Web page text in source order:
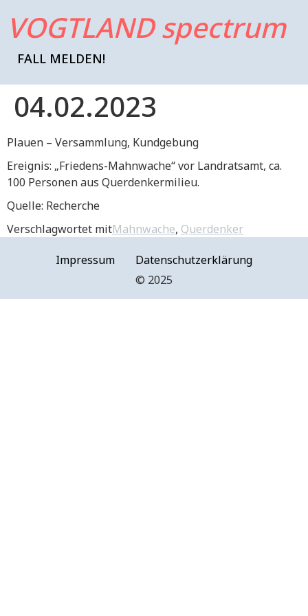
VOGTLAND spectrum
FALL MELDEN!
04.02.2023
Plauen – Versammlung, Kundgebung
Ereignis: „Friedens-Mahnwache“ vor Landratsamt, ca.
100 Personen aus Querdenkermilieu.
Quelle: Recherche
Verschlagwortet mitMahnwache, Querdenker
Impressum
Datenschutzerklärung
©️ 2025